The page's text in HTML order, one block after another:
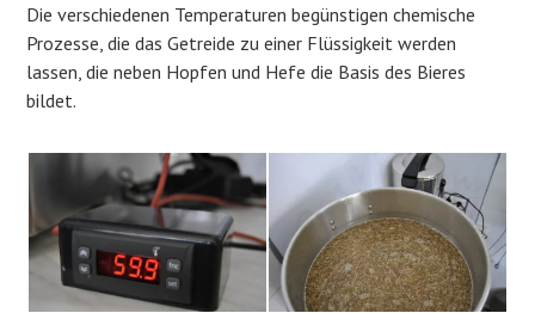
Die verschiedenen Temperaturen begünstigen chemische
Prozesse, die das Getreide zu einer Flüssigkeit werden
lassen, die neben Hopfen und Hefe die Basis des Bieres
bildet.